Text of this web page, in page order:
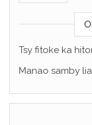
Tsy fitoke ka
Manao samby